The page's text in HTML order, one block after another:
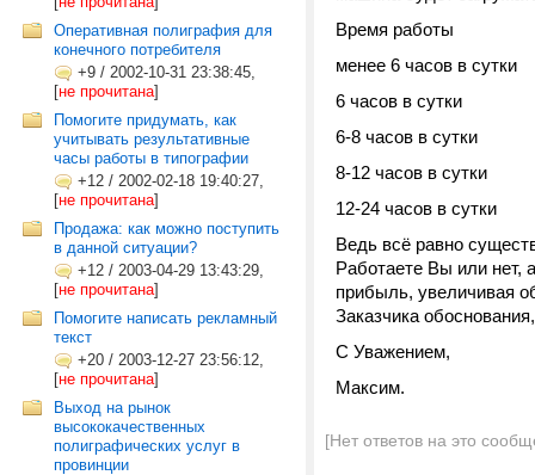
Оперативная полиграфия для
конечного потребителя
+9 / 2002-10-31 23:38:45,
[не прочитана]
Помогите придумать, как
учитывать результативные
часы работы в типографии
+12 / 2002-02-18 19:40:27,
[не прочитана]
Продажа: как можно поступить
в данной ситуации?
+12 / 2003-04-29 13:43:29,
[не прочитана]
Помогите написать рекламный
текст
+20 / 2003-12-27 23:56:12,
[не прочитана]
Выход на рынок
высококачественных
полиграфических услуг в
провинции
Время работы
менее 6 часов в
6 часов в сутки
6-8 часов в сутки
8-12 часов в сутки
12-24 часов в сутки
Ведь всё равно
Работаете Вы или нет,
прибыль, увеличивая
Заказчика
С Уважением,
Максим.
[Нет ответов на это